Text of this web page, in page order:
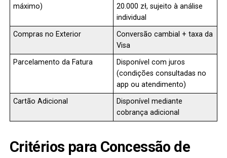
máximo)
20.000 zł, sujeito à análise
individual
Compras no Exterior
Conversão cambial + taxa da
Visa
Parcelamento da Fatura
Disponível com juros
(condições consultadas no
app ou atendimento)
Cartão Adicional
Disponível mediante
cobrança adicional
Critérios para Concessão de